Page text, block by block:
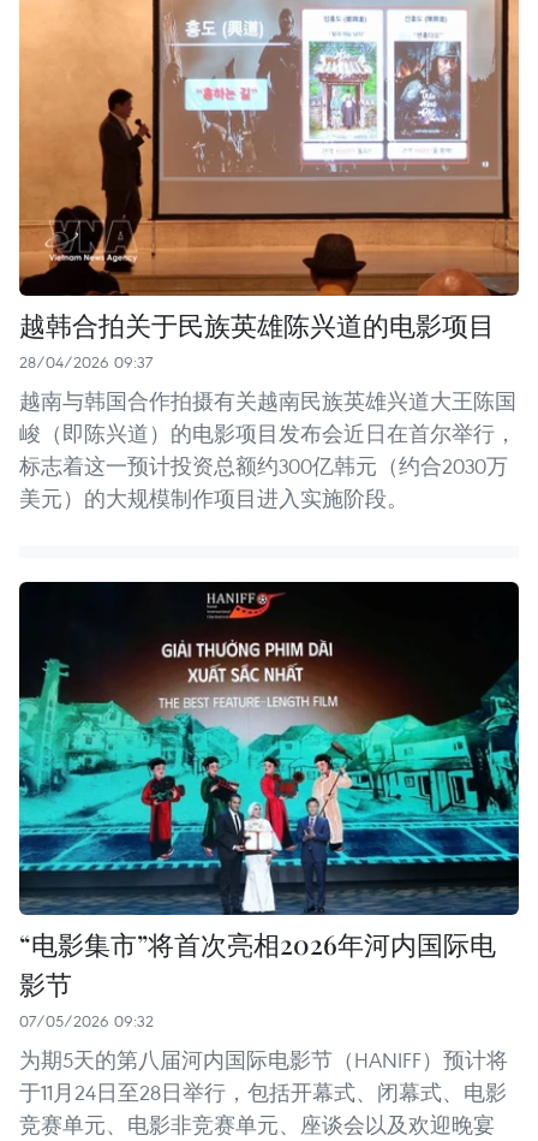
越韩合拍关于民族英雄陈兴道的电影项目
28/04/2026 09:37
越南与韩国合作拍摄有关越南民族英雄兴道大王陈国
峻（即陈兴道）的电影项目发布会近日在首尔举行，
标志着这一预计投资总额约300亿韩元（约合2030万
美元）的大规模制作项目进入实施阶段。
“电影集市”将首次亮相2026年河内国际电
影节
07/05/2026 09:32
为期5天的第八届河内国际电影节（HANIFF）预计将
于11月24日至28日举行，包括开幕式、闭幕式、电影
竞赛单元、电影非竞赛单元、座谈会以及欢迎晚宴